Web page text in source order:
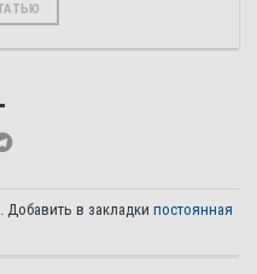
. Добавить в закладки постоянная